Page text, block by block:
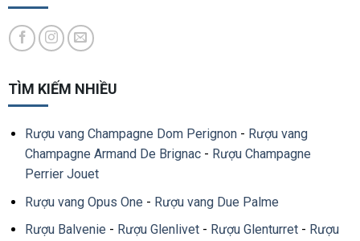
TÌM KIẾM NHIỀU
Rượu vang Champagne Dom Perignon- Rượu vang
Champagne Armand De Brignac- Rượu Champagne
Perrier Jouet
Rượu vang Opus One - Rượu vang Due Palme
Rượu Balvenie - Rượu Glenlivet- Rượu Glenturret- Rượu